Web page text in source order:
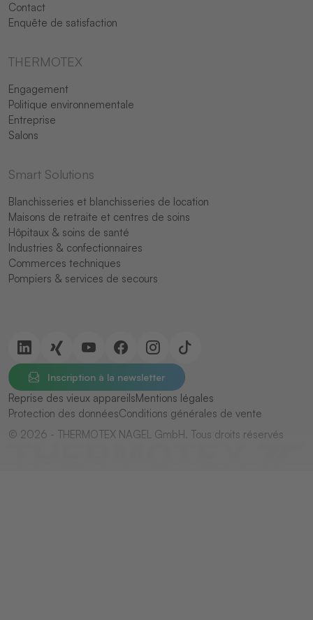
Contact
Enquête de satisfaction
THERMOTEX
Engagement
Politique environnementale
Entreprise
Salons
Smart Solutions
Blanchisseries et blanchisseries de location
Maisons de retraite et centres de soins
Hôpitaux & soins de santé
Industries & confectionnaires
Commerces techniques
Pompiers & services de secours
Inscription à la newsletter
Reprise des vieux appareilsMentions légales
Protection des donnéesConditions générales de vente
© 2026 - THERMOTEX NAGEL GmbH. Tous droits réservés